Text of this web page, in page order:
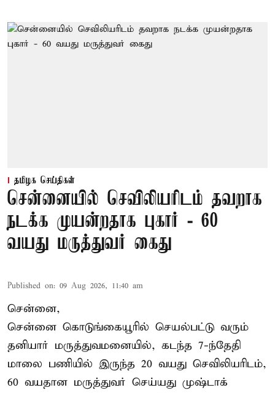
தமிழக செய்திகள்
சென்னையில் செவிலியரிடம் தவறாக
நடக்க முயன்றதாக புகார் - 60
வயது மருத்துவர் கைது
Published on: 09 Aug 2026, 11:40 am
சென்னை,
சென்னை கொடுங்கையூரில் செயல்பட்டு வரும்
தனியார் மருத்துவமனையில், கடந்த 7-ந்தேதி
மாலை பணியில் இருந்த 20 வயது செவிலியரிடம்,
60 வயதான மருத்துவர் செய்யது முஷ்டாக்